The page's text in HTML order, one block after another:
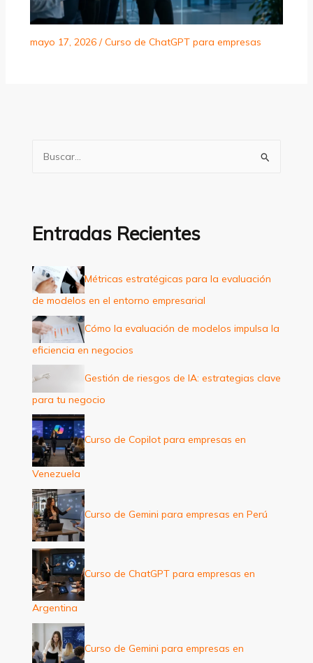
mayo 17, 2026 /Curso de ChatGPT para empresas
a
p
o
r
:
Entradas Recientes
Métricas estratégicas para la evaluación
de modelos en el entorno empresarial
Cómo la evaluación de modelos impulsa la
eficiencia en negocios
Gestión de riesgos de IA: estrategias clave
para tu negocio
Curso de Copilot para empresas en
Venezuela
Curso de Gemini para empresas en Perú
Curso de ChatGPT para empresas en
Argentina
Curso de Gemini para empresas en